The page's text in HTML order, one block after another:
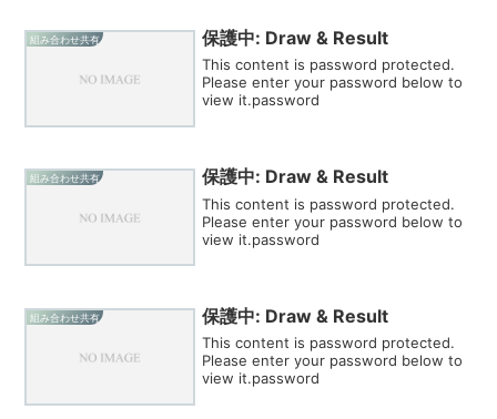
組み合わせ共有 保護中: Draw & Result
This content is password protected.
Please enter your password below to
view it.password
組み合わせ共有 保護中: Draw & Result
This content is password protected.
Please enter your password below to
view it.password
組み合わせ共有 保護中: Draw & Result
This content is password protected.
Please enter your password below to
view it.password